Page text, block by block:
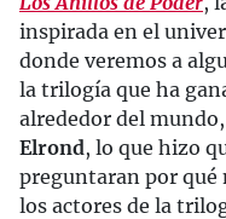
inspirada en el
donde veremos a
la trilogía que ha
alrededor del
Elrond, lo que hizo
preguntaran por
los actores de la